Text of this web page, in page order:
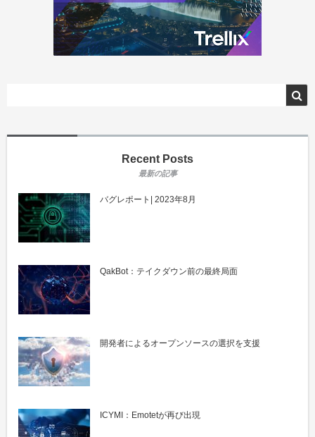
Recent Posts
バグレポート| 2023年8月
QakBot：テイクダウン前の最終局面
開発者によるオープンソースの選択を支援
ICYMI：Emotetが再び出現